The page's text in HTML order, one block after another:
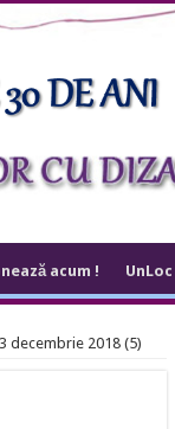
acum ! UnLoc
decembrie 2018 (5)